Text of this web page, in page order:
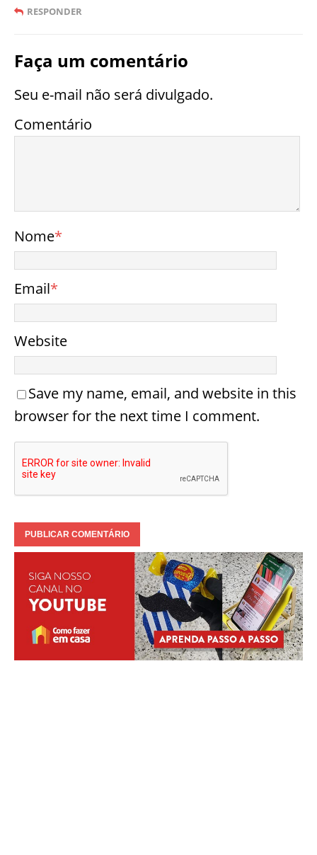
RESPONDER
Faça um comentário
Seu e-mail não será divulgado.
Comentário
Nome*
Email*
Website
Save my name, email, and website in this
browser for the next time I comment.